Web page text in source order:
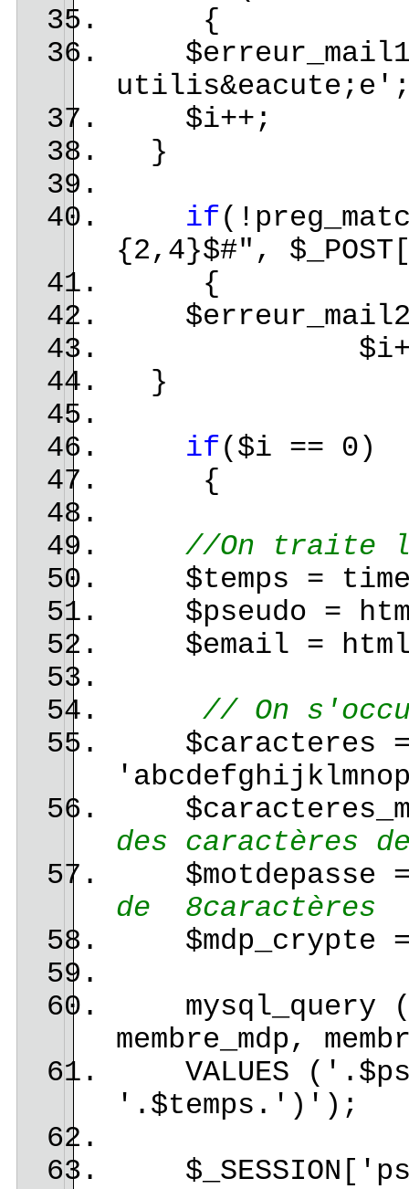
{
$erreur_mail1
$i++;
}
if
{2,4}$#",
{
}
if($i == 0)
{
//On traite
$temps =
$pseudo =
$email =
// On
$caracteres
des caractères
$motdepasse
de 8caractères
$mdp_crypte =
mysql_query
membre_mdp,
VALUES
'.$temps.')');